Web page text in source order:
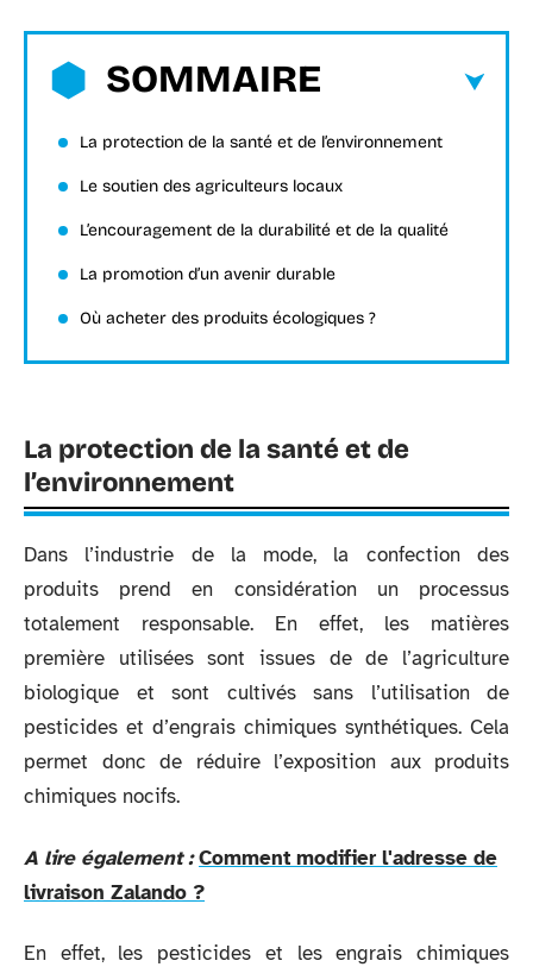
SOMMAIRE
La protection de la santé et de l’environnement
Le soutien des agriculteurs locaux
L’encouragement de la durabilité et de la qualité
La promotion d’un avenir durable
Où acheter des produits écologiques ?
La protection de la santé et de
l’environnement
Dans l’industrie de la mode, la confection des
produits prend en considération un processus
totalement responsable. En effet, les matières
première utilisées sont issues de de l’agriculture
biologique et sont cultivés sans l’utilisation de
pesticides et d’engrais chimiques synthétiques. Cela
permet donc de réduire l’exposition aux produits
chimiques nocifs.
A lire également : Comment modifier l'adresse de
livraison Zalando ?
En effet, les pesticides et les engrais chimiques